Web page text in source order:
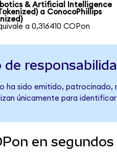
& Artificial Intelligence
a ConocoPhillips
a 0,316410 COPon
de
ha sido emitido, patrocinado,
únicamente para
en segundos